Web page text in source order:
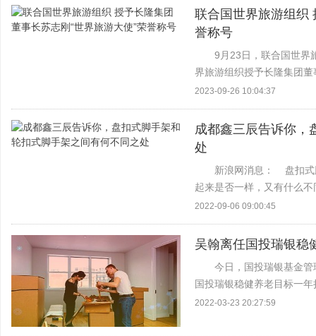
联合国世界旅游组织
誉称号
9月23日，联合国世界
界旅游组织授予长隆集团
第一位获此殊荣的中国大
2023-09-26 10:04:37
成都鑫三辰告诉你，
处
新浪网消息： 盘扣式
起来是否一样，又有什么
架和盘扣式脚手架的不同
2022-09-06 09:00:45
吴翰离任国投瑞银稳
今日，国投瑞银基金
国投瑞银稳健养老目标一
2002年6月任广东证券股
2022-03-23 20:27:59